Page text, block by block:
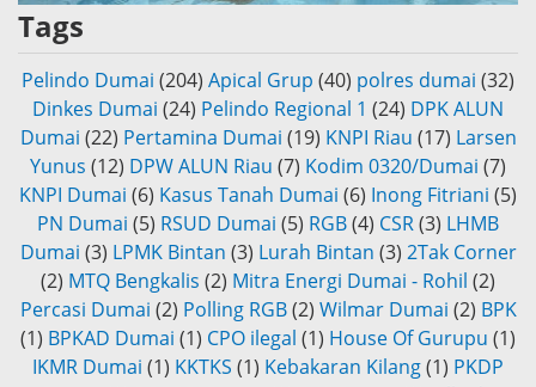
Tags
Pelindo Dumai (204) Apical Grup (40) polres dumai (32)
Dinkes Dumai (24) Pelindo Regional 1 (24) DPK ALUN
Dumai (22) Pertamina Dumai (19) KNPI Riau (17) Larsen
Yunus (12) DPW ALUN Riau (7) Kodim 0320/Dumai (7)
KNPI Dumai (6) Kasus Tanah Dumai (6) Inong Fitriani (5)
PN Dumai (5) RSUD Dumai (5) RGB(4) CSR(3) LHMB
Dumai (3) LPMK Bintan (3) Lurah Bintan (3) 2Tak Corner
(2) MTQ Bengkalis (2) Mitra Energi Dumai - Rohil (2)
Percasi Dumai (2) Polling RGB (2) Wilmar Dumai (2) BPK
(1) BPKAD Dumai (1) CPO ilegal (1) House Of Gurupu (1)
IKMR Dumai (1) KKTKS (1) Kebakaran Kilang(1) PKDP